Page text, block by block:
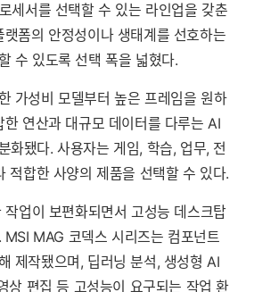
세서를 선택할 수 있는 라인업을 갖춘
폼의 안정성이나 생태계를 선호하는
수 있도록 선택 폭을 넓혔다.
가성비 모델부터 높은 프레임을 원하
연산과 대규모 데이터를 다루는 AI
화됐다. 사용자는 게임, 학습, 업무, 전
적합한 사양의 제품을 선택할 수 있다.
업이 보편화되면서 고성능 데스크탑
MAG 코덱스 시리즈는 컴포넌트
제작됐으며, 딥러닝 분석, 생성형 AI
상 편집 등 고성능이 요구되는 작업 환